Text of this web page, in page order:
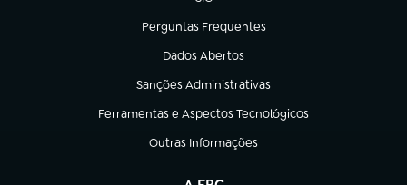
(abre em nova aba)
Perguntas Frequentes
(abre em nova aba)
Dados Abertos
(abre em nova aba)
Sanções Administrativas
(abre em nova aba)
Ferramentas e Aspectos Tecnológicos
(abre em nova aba)
Outras Informações
(abre em nova aba)